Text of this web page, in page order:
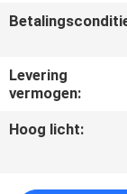
ONS
OP
NIEUWS
GEVALLEN
Levering
vermogen:
Hoog licht: